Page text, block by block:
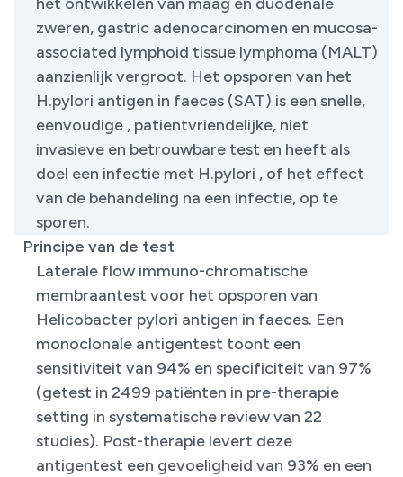
zweren, gastric adenocarcinomen en mucosa-
associated lymphoid tissue lymphoma (MALT)
aanzienlijk vergroot. Het opsporen van het
H.pylori antigen in faeces (SAT) is een snelle,
eenvoudige , patientvriendelijke, niet
invasieve en betrouwbare test en heeft als
doel een infectie met H.pylori , of het effect
van de behandeling na een infectie, op te
sporen.
Principe van de test
​Laterale flow immuno-chromatische
membraantest voor het opsporen van
Helicobacter pylori antigen in faeces. Een
monoclonale antigentest toont een
sensitiviteit van 94% en specificiteit van 97%
(getest in 2499 patiënten in pre-therapie
setting in systematische review van 22
studies). Post-therapie levert deze
antigentest een gevoeligheid van 93% en een